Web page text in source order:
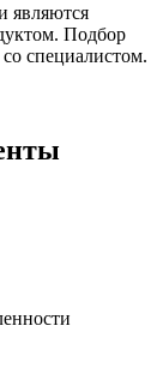
являются
Подбор
специалистом.